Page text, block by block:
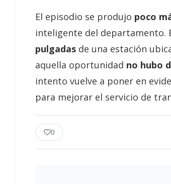
El episodio se produjo poco
inteligente del departamento.
pulgadas de una estación
aquella oportunidad no hubo
intento vuelve a poner en
para mejorar el servicio de
0